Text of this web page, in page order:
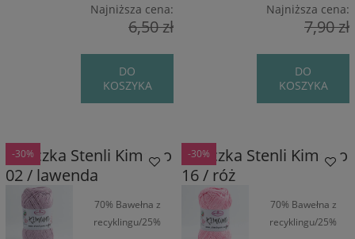
Najniższa cena:
6,50 zł
DO
KOSZYKA
Najniższa cena:
7,90 zł
DO
KOSZYKA
Włóczka Stenli Kimono
02 / lawenda
70% Bawełna z
recyklingu/25%
-30%
Włóczka Stenli Kimono
16 / róż
70% Bawełna z
recyklingu/25%
-30%